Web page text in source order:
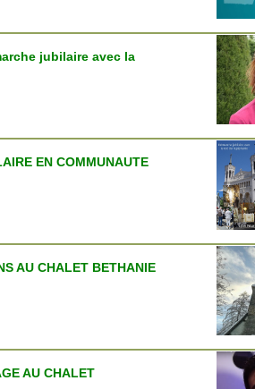
jubilaire avec la
EN COMMUNAUTE
AU CHALET BETHANIE
AU CHALET